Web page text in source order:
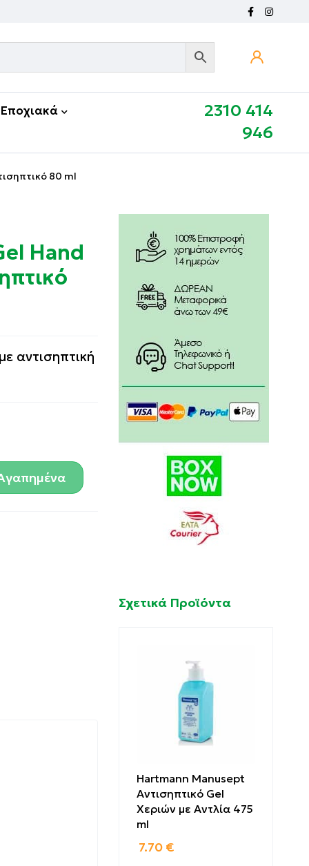
Εποχιακά
2310 414
946
80 ml
Hand
αντισηπτική
Σχετικά Προϊόντα
Hartmann Manusept
Αντισηπτικό Gel
Χεριών με Αντλία 475
ml
7.70 €